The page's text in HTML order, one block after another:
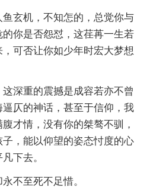
玄机，不知怎的，总觉你与
你是否怨怼，这荏苒一生若
可否让你如少年时宏大梦想
深重的震撼是成容若亦不曾
仄的神话，甚至于信仰，我
才情，没有你的桀骜不驯，
，能以仰望的姿态忖度的心
下去。
不至死不足惜。